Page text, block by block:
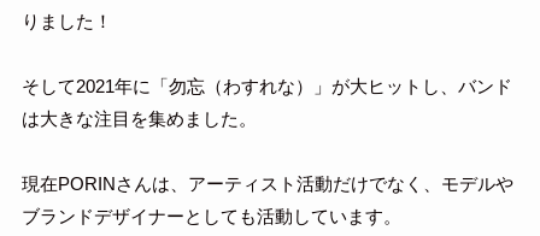
りました！
そして2021年に「勿忘（わすれな）」が大ヒットし、バンド
は大きな注目を集めました。
現在PORINさんは、アーティスト活動だけでなく、モデルや
ブランドデザイナーとしても活動しています。